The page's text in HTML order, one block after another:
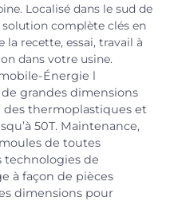
Localisé dans le sud de
solution complète clés en
la recette, essai, travail à
dans votre usine.
Énergie l
grandes dimensions
thermoplastiques et
50T. Maintenance,
de toutes
technologies de
à façon de pièces
dimensions pour